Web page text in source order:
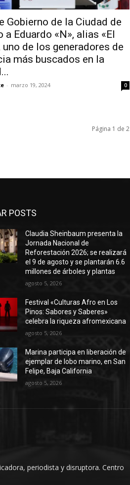
Gobierno de la Ciudad de
a Eduardo «N», alias «El
uno de los generadores de
más buscados en la
- marzo 19, 2024 0
Página 1 de 2
POSTS
Claudia Sheinbaum presenta la
Jornada Nacional de
Reforestación 2026; se realizará
el 9 de agosto y se plantarán 6.6
millones de árboles y plantas
agosto 5, 2026
Festival «Culturas Afro en Los
Pinos: Sabores y Saberes»
celebra la riqueza afromexicana
agosto 5, 2026
Marina participa en liberación de
ejemplar de lobo marino, en San
Felipe, Baja California
agosto 5, 2026
periodista y disruptora. Centro